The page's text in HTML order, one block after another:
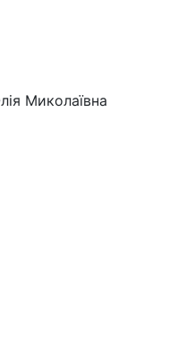
Миколаївна